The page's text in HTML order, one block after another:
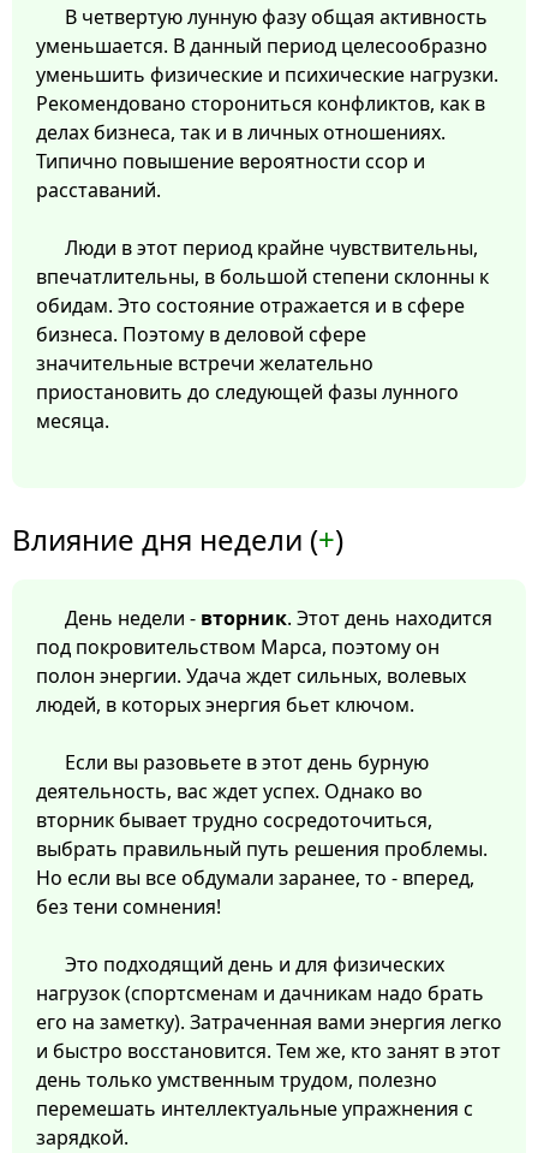
В четвертую лунную фазу общая активность
уменьшается. В данный период целесообразно
уменьшить физические и психические нагрузки.
Рекомендовано сторониться конфликтов, как в
делах бизнеса, так и в личных отношениях.
Типично повышение вероятности ссор и
расставаний.
Люди в этот период крайне чувствительны,
впечатлительны, в большой степени склонны к
обидам. Это состояние отражается и в сфере
бизнеса. Поэтому в деловой сфере
значительные встречи желательно
приостановить до следующей фазы лунного
месяца.
Влияние дня недели (+)
День недели - вторник. Этот день находится
под покровительством Марса, поэтому он
полон энергии. Удача ждет сильных, волевых
людей, в которых энергия бьет ключом.
Если вы разовьете в этот день бурную
деятельность, вас ждет успех. Однако во
вторник бывает трудно сосредоточиться,
выбрать правильный путь решения проблемы.
Но если вы все обдумали заранее, то - вперед,
без тени сомнения!
Это подходящий день и для физических
нагрузок (спортсменам и дачникам надо брать
его на заметку). Затраченная вами энергия легко
и быстро восстановится. Тем же, кто занят в этот
день только умственным трудом, полезно
перемешать интеллектуальные упражнения с
зарядкой.